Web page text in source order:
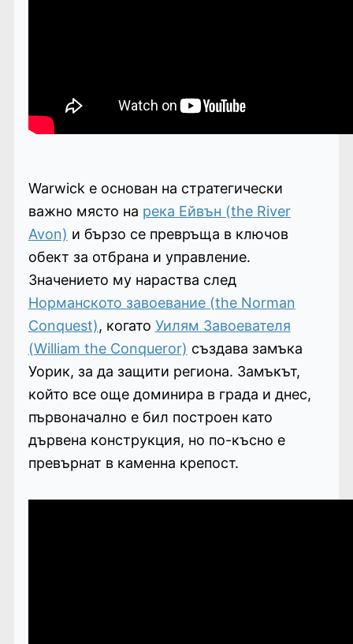
Warwick е основан на стратегически
важно място на река Ейвън (the River
Avon) и бързо се превръща в ключов
обект за отбрана и управление.
Значението му нараства след
Норманското завоевание (the Norman
Conquest), когато Уилям Завоевателя
(William the Conqueror) създава замъка
Уорик, за да защити региона. Замъкът,
който все още доминира в града и днес,
първоначално е бил построен като
дървена конструкция, но по-късно е
превърнат в каменна крепост.